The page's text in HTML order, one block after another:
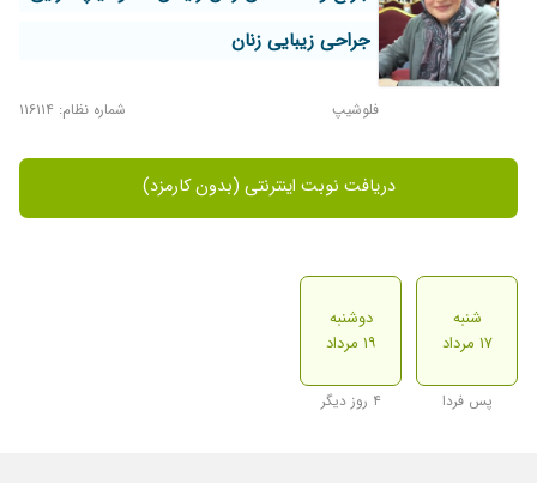
جراحی زیبایی زنان
فلوشیپ شماره نظام: ۱۱۶۱۱۴
دریافت نوبت اینترنتی (بدون کارمزد)
شنبه
۱۷ مرداد
پس فردا
دوشنبه
۱۹ مرداد
۴ روز دیگر